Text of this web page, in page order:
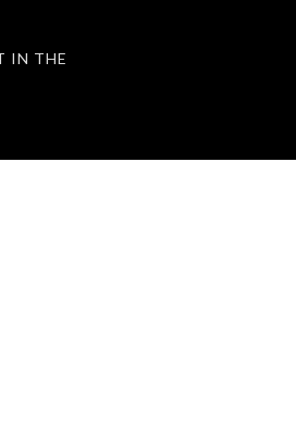
IN THE